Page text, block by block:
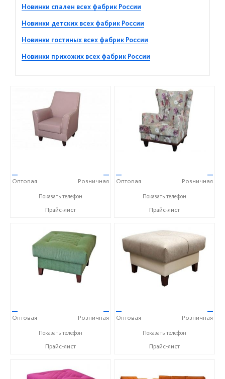
Новинки спален всех фабрик России
Новинки детских всех фабрик России
Новинки гостиных всех фабрик России
Новинки прихожих всех фабрик России
—
Оптовая
—
Розничная
+7 (343) 363-02-83
Показать телефон
Прайс-лист
—
Оптовая
—
Розничная
+7 (343) 363-02-83
Показать телефон
Прайс-лист
—
Оптовая
—
Розничная
+7 (343) 363-02-83
Показать телефон
Прайс-лист
—
Оптовая
—
Розничная
+7 (343) 363-02-83
Показать телефон
Прайс-лист